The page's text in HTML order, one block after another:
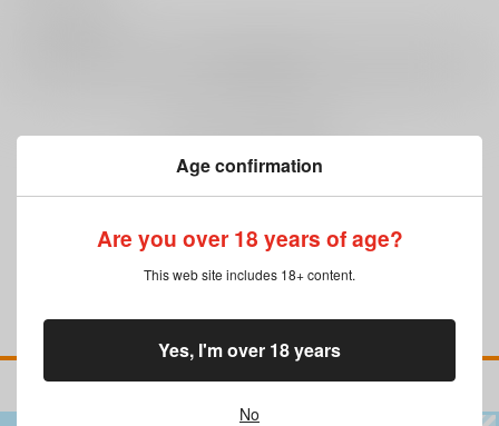
Age confirmation
Are you over 18 years of age?
This web site includes 18+ content.
No
Yes, I'm over 18 years